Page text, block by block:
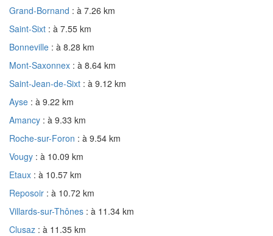
Grand-Bornand : à 7.26 km
Saint-Sixt : à 7.55 km
Bonneville : à 8.28 km
Mont-Saxonnex : à 8.64 km
Saint-Jean-de-Sixt : à 9.12 km
Ayse : à 9.22 km
Amancy : à 9.33 km
Roche-sur-Foron : à 9.54 km
Vougy : à 10.09 km
Etaux : à 10.57 km
Reposoir : à 10.72 km
Villards-sur-Thônes : à 11.34 km
Clusaz : à 11.35 km